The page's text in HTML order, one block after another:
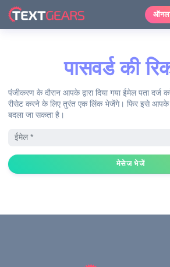
पासवर्ड की
पंजीकरण के दौरान आपके द्वारा दिया गया ईमेल पता
रीसेट करने के लिए तुरंत एक लिंक भेजेंगे। फिर इसे आपके
बदला जा सकता है।
मेसेज भेजें